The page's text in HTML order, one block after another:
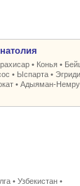
• Конья •
• Ыспарта •
•Адыяман-
•Узбекистан •